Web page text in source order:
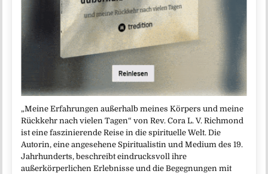
„Meine Erfahrungen außerhalb meines Körpers und meine
Rückkehr nach vielen Tagen“ von Rev. Cora L. V. Richmond
ist eine faszinierende Reise in die spirituelle Welt. Die
Autorin, eine angesehene Spiritualistin und Medium des 19.
Jahrhunderts, beschreibt eindrucksvoll ihre
außerkörperlichen Erlebnisse und die Begegnungen mit